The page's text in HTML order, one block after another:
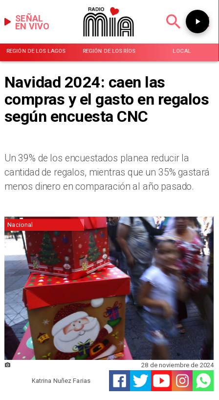
EN VIVO
SEÑAL
REGIÓN DE LOS LAGOS REGIÓN DE LOS RÍOS LOCAL
Navidad 2024: caen las
compras y el gasto en regalos
según encuesta CNC
​Un 39% de los encuestados planea reducir la
cantidad de regalos, mientras que un 35% gastará
menos dinero en comparación al año pasado.
Nacional
Katrina Nuñez Farias
28 de noviembre de 2024